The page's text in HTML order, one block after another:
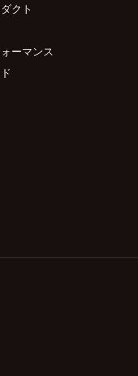
クト
ーマンス